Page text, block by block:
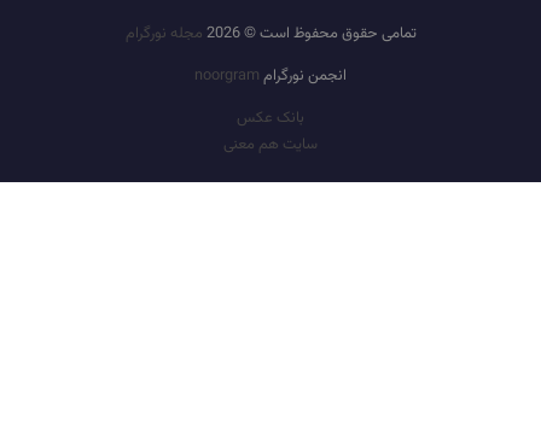
تمامی حقوق محفوظ است © 2026
مجله نورگرام
انجمن نورگرام noorgram
بانک عکس
سایت هم معنی